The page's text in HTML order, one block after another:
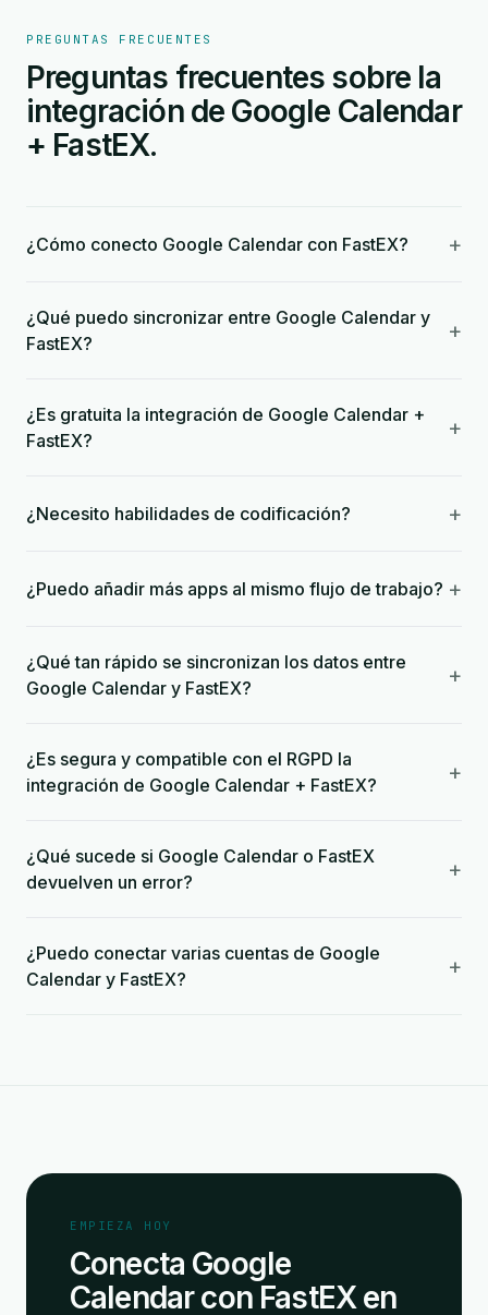
PREGUNTAS FRECUENTES
Preguntas frecuentes sobre la
integración de Google Calendar
+ FastEX.
¿Cómo conecto Google Calendar con FastEX? +
¿Qué puedo sincronizar entre Google Calendar y
FastEX?
+
¿Es gratuita la integración de Google Calendar +
FastEX?
+
¿Necesito habilidades de codificación? +
¿Puedo añadir más apps al mismo flujo de trabajo? +
¿Qué tan rápido se sincronizan los datos entre
Google Calendar y FastEX?
+
¿Es segura y compatible con el RGPD la
integración de Google Calendar + FastEX?
+
¿Qué sucede si Google Calendar o FastEX
devuelven un error?
+
¿Puedo conectar varias cuentas de Google
Calendar y FastEX?
+
EMPIEZA HOY
Conecta Google
Calendar con FastEX en